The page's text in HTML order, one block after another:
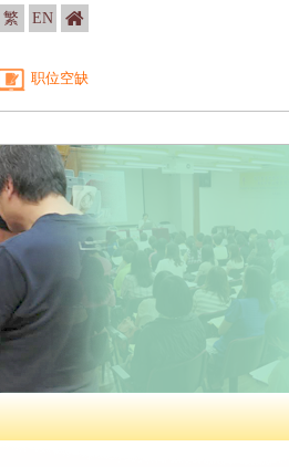
繁 EN
职位空缺